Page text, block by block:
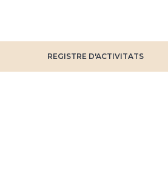
REGISTRE D'ACTIVITATS